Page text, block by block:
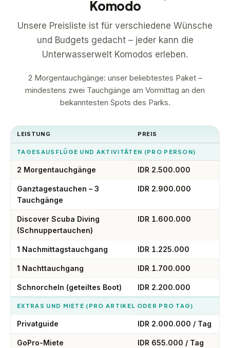
Komodo
Unsere Preisliste ist für verschiedene Wünsche
und Budgets gedacht – jeder kann die
Unterwasserwelt Komodos erleben.
2 Morgentauchgänge: unser beliebtestes Paket –
mindestens zwei Tauchgänge am Vormittag an den
bekanntesten Spots des Parks.
LEISTUNG PREIS
TAGESAUSFLÜGE UND AKTIVITÄTEN (PRO PERSON)
2 Morgentauchgänge IDR 2.500.000
Ganztagestauchen – 3
Tauchgänge
IDR 2.900.000
Discover Scuba Diving
(Schnuppertauchen)
IDR 1.600.000
1 Nachmittagstauchgang IDR 1.225.000
1 Nachttauchgang IDR 1.700.000
Schnorcheln (geteiltes Boot) IDR 2.200.000
EXTRAS UND MIETE (PRO ARTIKEL ODER PRO TAG)
Privatguide IDR 2.000.000 / Tag
GoPro-Miete IDR 655.000 / Tag